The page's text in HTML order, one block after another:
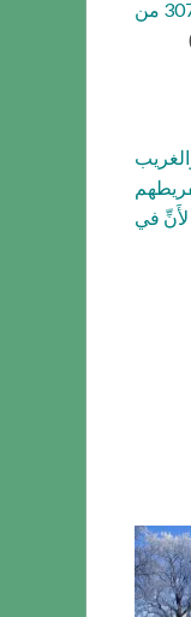
الهُمام أبي حنيفة رحمه الله باعٌ طويلٌ في استنباط المسائل مِن القرآن الكريم بالإضافة إلى كماله في عِلم آثارِ النبوّة. يَقُولُ مُجدِّدُ القرنِ الثاني عشر، رحمه الله، في الصفحة 307 من
لأَنِّ في